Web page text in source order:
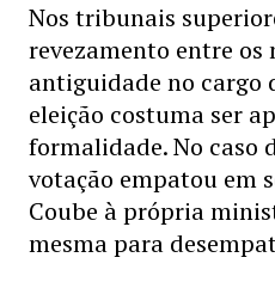
Nos tribunais
revezamento entre
antiguidade no cargo
eleição costuma ser
formalidade. No caso
votação empatou em
Coube à própria
mesma para